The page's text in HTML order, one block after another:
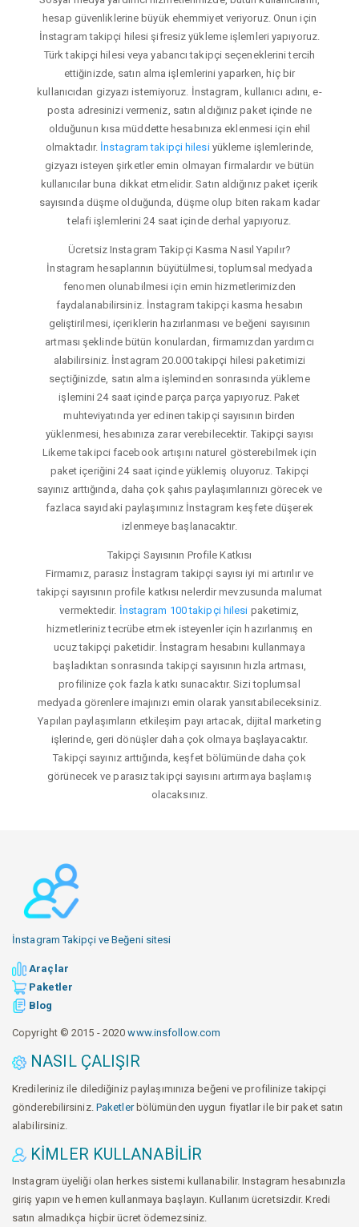
hesap güvenliklerine büyük ehemmiyet veriyoruz. Onun için
İnstagram takipçi hilesi şifresiz yükleme işlemleri yapıyoruz.
Türk takipçi hilesi veya yabancı takipçi seçeneklerini tercih
ettiğinizde, satın alma işlemlerini yaparken, hiç bir
kullanıcıdan gizyazı istemiyoruz. İnstagram, kullanıcı adını, e-
posta adresinizi vermeniz, satın aldığınız paket içinde ne
olduğunun kısa müddette hesabınıza eklenmesi için ehil
olmaktadır. İnstagram takipçi hilesiyükleme işlemlerinde,
gizyazı isteyen şirketler emin olmayan firmalardır ve bütün
kullanıcılar buna dikkat etmelidir. Satın aldığınız paket içerik
sayısında düşme olduğunda, düşme olup biten rakam kadar
telafi işlemlerini 24 saat içinde derhal yapıyoruz.
Ücretsiz Instagram Takipçi Kasma Nasıl Yapılır?
İnstagram hesaplarının büyütülmesi, toplumsal medyada
fenomen olunabilmesi için emin hizmetlerimizden
faydalanabilirsiniz. İnstagram takipçi kasma hesabın
geliştirilmesi, içeriklerin hazırlanması ve beğeni sayısının
artması şeklinde bütün konulardan, firmamızdan yardımcı
alabilirsiniz. İnstagram 20.000 takipçi hilesi paketimizi
seçtiğinizde, satın alma işleminden sonrasında yükleme
işlemini 24 saat içinde parça parça yapıyoruz. Paket
muhteviyatında yer edinen takipçi sayısının birden
yüklenmesi, hesabınıza zarar verebilecektir. Takipçi sayısı
Likeme takipci facebook artışını naturel gösterebilmek için
paket içeriğini 24 saat içinde yüklemiş oluyoruz. Takipçi
sayınız arttığında, daha çok şahıs paylaşımlarınızı görecek ve
fazlaca sayıdaki paylaşımınız İnstagram keşfete düşerek
izlenmeye başlanacaktır.
Takipçi Sayısının Profile Katkısı
Firmamız, parasız İnstagram takipçi sayısı iyi mi artırılır ve
takipçi sayısının profile katkısı nelerdir mevzusunda malumat
vermektedir. İnstagram 100 takipçi hilesi paketimiz,
hizmetleriniz tecrübe etmek isteyenler için hazırlanmış en
ucuz takipçi paketidir. İnstagram hesabını kullanmaya
başladıktan sonrasında takipçi sayısının hızla artması,
profilinize çok fazla katkı sunacaktır. Sizi toplumsal
medyada görenlere imajınızı emin olarak yansıtabileceksiniz.
Yapılan paylaşımların etkileşim payı artacak, dijital marketing
işlerinde, geri dönüşler daha çok olmaya başlayacaktır.
Takipçi sayınız arttığında, keşfet bölümünde daha çok
görünecek ve parasız takipçi sayısını artırmaya başlamış
olacaksınız.
İnstagram Takipçi ve Beğeni sitesi
Araçlar
Paketler
Blog
Copyright © 2015 - 2020www.insfollow.com
NASIL ÇALIŞIR
Kredileriniz ile dilediğiniz paylaşımınıza beğeni ve profilinize takipçi
gönderebilirsiniz. Paketlerbölümünden uygun fiyatlar ile bir paket satın
alabilirsiniz.
KIMLER KULLANABILIR
Instagram üyeliği olan herkes sistemi kullanabilir. Instagram hesabınızla
giriş yapın ve hemen kullanmaya başlayın. Kullanım ücretsizdir. Kredi
satın almadıkça hiçbir ücret ödemezsiniz.